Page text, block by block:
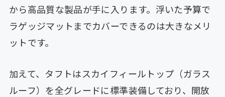
から高品質な製品が手に入ります。浮いた予算で
ラゲッジマットまでカバーできるのは大きなメリ
ットです。
加えて、タフトはスカイフィールトップ（ガラス
ルーフ）を全グレードに標準装備しており、開放